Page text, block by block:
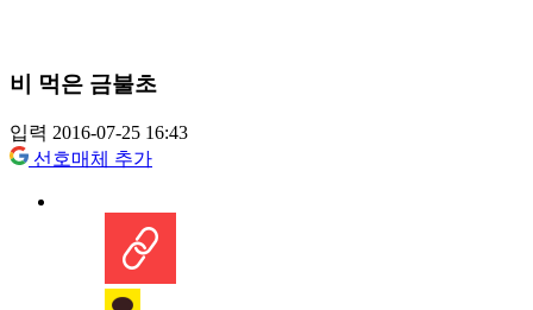
비 먹은 금불초
입력 2016-07-25 16:43
선호매체 추가